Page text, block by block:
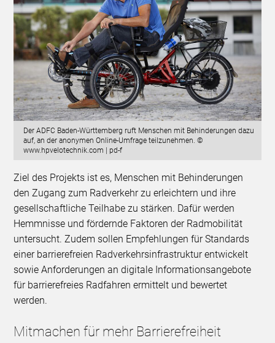
Der ADFC Baden-Württemberg ruft Menschen mit Behinderungen dazu
auf, an der anonymen Online-Umfrage teilzunehmen. ©
www.hpvelotechnik.com | pd-f
Ziel des Projekts ist es, Menschen mit Behinderungen
den Zugang zum Radverkehr zu erleichtern und ihre
gesellschaftliche Teilhabe zu stärken. Dafür werden
Hemmnisse und fördernde Faktoren der Radmobilität
untersucht. Zudem sollen Empfehlungen für Standards
einer barrierefreien Radverkehrsinfrastruktur entwickelt
sowie Anforderungen an digitale Informationsangebote
für barrierefreies Radfahren ermittelt und bewertet
werden.
Mitmachen für mehr Barrierefreiheit